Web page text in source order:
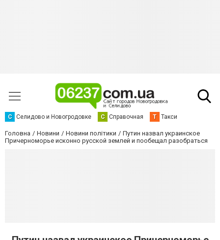
С Селидово и Новогродовке С Справочная Т Такси
Головна Новини Новини політики
Путин назвал украинское
Причерноморье исконно русской землей и пообещал разобраться